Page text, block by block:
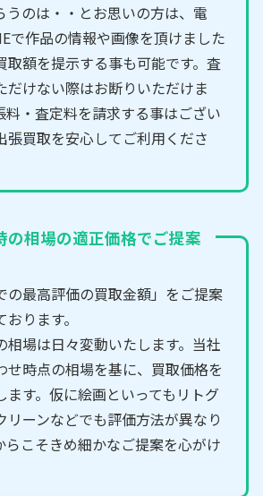
うのは・・とお思いの方は、電
で作品の情報や画像を頂けました
取額を提示する事も可能です。査
だけない際はお断りいただけま
料・査定料を請求する事はござい
張買取を安心してご利用くださ
の相場の適正価格でご提案
の最高評価の買取金額」をご提案
ります。
相場は日々変動いたします。当社
せ時点の相場を基に、買取価格を
ます。仮に絵画といってもリトグ
リーンなどでも評価方法が異なり
らこそきめ細かなご提案を心がけ